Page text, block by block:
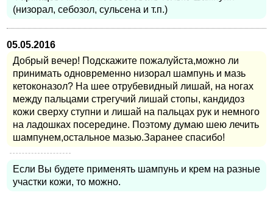
(низорал, себозол, сульсена и т.п.)
05.05.2016
Добрый вечер! Подскажите пожалуйста,можно ли
принимать одновременно низорал шампунь и мазь
кетоконазол? На шее отрубевидный лишай, на ногах
между пальцами стрегучий лишай стопы, кандидоз
кожи сверху ступни и лишай на пальцах рук и немного
на ладошках посередине. Поэтому думаю шею лечить
шампунем,остальное мазью.Заранее спасибо!
Если Вы будете применять шампунь и крем на разные
участки кожи, то можно.